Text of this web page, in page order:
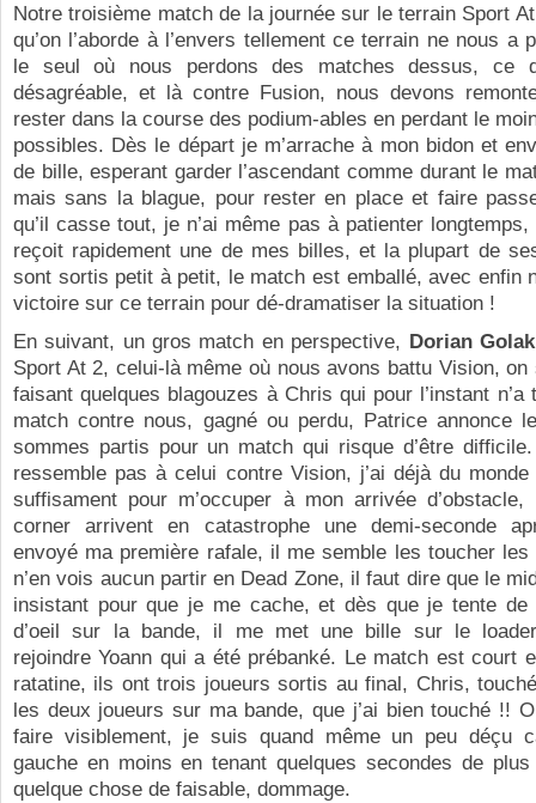
Notre troisième match de la journée sur le terrain Sport
qu’on l’aborde à l’envers tellement ce terrain ne nous a
le seul où nous perdons des matches dessus, ce
désagréable, et là contre Fusion, nous devons
rester dans la course des podium-ables en perdant le
possibles. Dès le départ je m’arrache à mon bidon et
de bille, esperant garder l’ascendant comme durant le
mais sans la blague, pour rester en place et faire
qu’il casse tout, je n’ai même pas à patienter
reçoit rapidement une de mes billes, et la plupart de
sont sortis petit à petit, le match est emballé, avec enfin
victoire sur ce terrain pour dé-dramatiser la situation !
En suivant, un gros match en perspective, Dorian Golak
Sport At 2, celui-là même où nous avons battu Vision, on
faisant quelques blagouzes à Chris qui pour l’instant n’a
match contre nous, gagné ou perdu, Patrice annonce
sommes partis pour un match qui risque d’être
ressemble pas à celui contre Vision, j’ai déjà du
suffisament pour m’occuper à mon arrivée
corner arrivent en catastrophe une demi-seconde
envoyé ma première rafale, il me semble les toucher
n’en vois aucun partir en Dead Zone, il faut dire que le
insistant pour que je me cache, et dès que je tente de
d’oeil sur la bande, il me met une bille sur le
rejoindre Yoann qui a été prébanké. Le match est court
ratatine, ils ont trois joueurs sortis au final, Chris,
les deux joueurs sur ma bande, que j’ai bien touché !!
faire visiblement, je suis quand même un peu déçu
gauche en moins en tenant quelques secondes de
quelque chose de faisable, dommage.